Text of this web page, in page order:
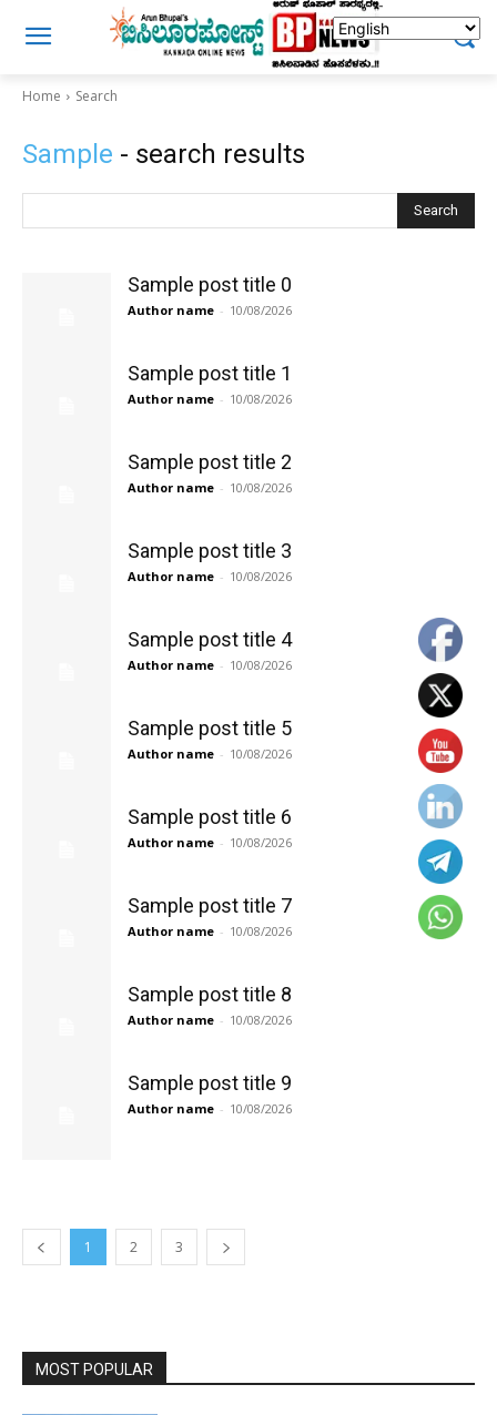
Home Search
Sample - search results
Search
Sample post title 0
Author name - 10/08/2026
Sample post title 1
Author name - 10/08/2026
Sample post title 2
Author name - 10/08/2026
Sample post title 3
Author name - 10/08/2026
Sample post title 4
Author name - 10/08/2026
Sample post title 5
Author name - 10/08/2026
Sample post title 6
Author name - 10/08/2026
Sample post title 7
Author name - 10/08/2026
Sample post title 8
Author name - 10/08/2026
Sample post title 9
Author name - 10/08/2026
1 2 3
MOST POPULAR